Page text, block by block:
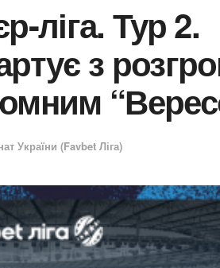
ліга. Тур 2.
з
України (Favbet Ліга)